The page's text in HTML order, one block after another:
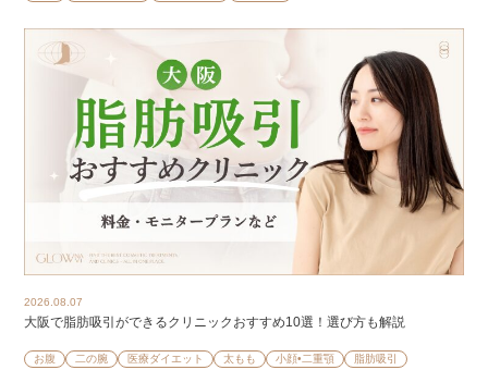
2026.08.07
大阪で脂肪吸引ができるクリニックおすすめ10選！選び方も解説
お腹 二の腕 医療ダイエット 太もも 小顔•二重顎 脂肪吸引